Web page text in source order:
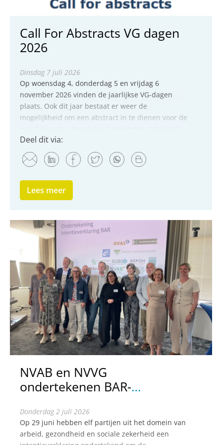
Call For Abstracts VG dagen
2026
dinsdag 7 juli 2026
Op woensdag 4, donderdag 5 en vrijdag 6
november 2026 vinden de jaarlijkse VG-dagen
plaats. Ook dit jaar bestaat er weer de
mogelijkheid om een abstract in te dienen voor de
met een...
Deel dit via:
Lees meer
NVAB en NVVG
ondertekenen BAR-
donderdag 2 juli 2026
Op 29 juni hebben elf partijen uit het domein van
arbeid, gezondheid en sociale zekerheid een